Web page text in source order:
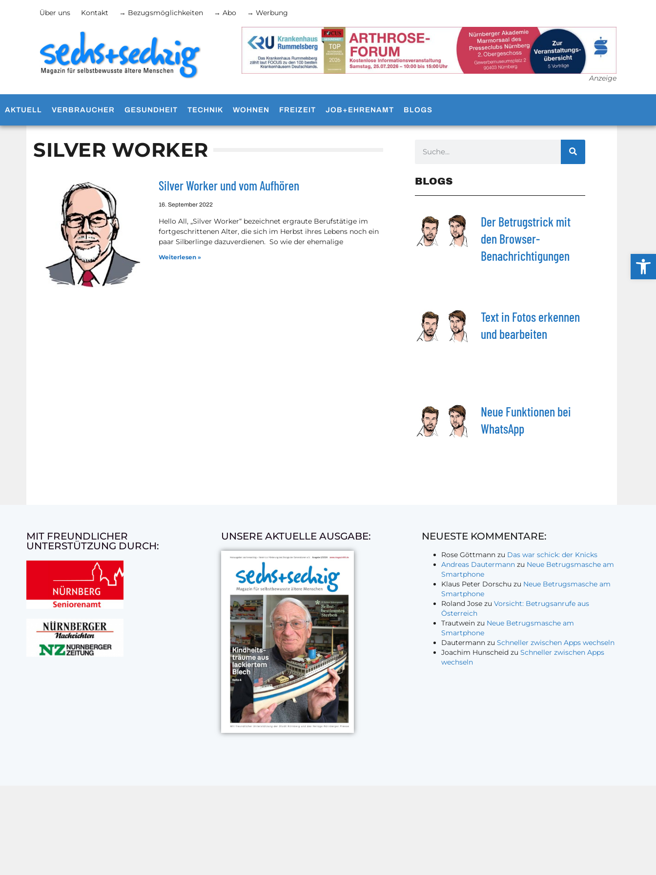
Über uns Kontakt → Bezugsmöglichkeiten → Abo → Werbung
Anzeige
AKTUELL VERBRAUCHER GESUNDHEIT TECHNIK WOHNEN FREIZEIT JOB+EHRENAMT BLOGS
SILVER WORKER
Silver Worker und vom Aufhören
16. September 2022
Hello All, „Silver Worker“ bezeichnet ergraute Berufstätige im
fortgeschrittenen Alter, die sich im Herbst ihres Lebens noch ein
paar Silberlinge dazuverdienen. So wie der ehemalige
Weiterlesen »
BLOGS
Der Betrugstrick mit
den Browser-
Benachrichtigungen
Text in Fotos erkennen
und bearbeiten
Neue Funktionen bei
WhatsApp
MIT FREUNDLICHER
UNTERSTÜTZUNG DURCH:
UNSERE AKTUELLE AUSGABE: NEUESTE KOMMENTARE:
Rose Göttmann zu Das war schick: der Knicks
Andreas Dautermann zu Neue Betrugsmasche am
Smartphone
Klaus Peter Dorschu zu Neue Betrugsmasche am
Smartphone
Roland Jose zuVorsicht: Betrugsanrufe aus
Österreich
Trautwein zu Neue Betrugsmasche am
Smartphone
Dautermann zuSchneller zwischen Apps wechseln
Joachim Hunscheid zuSchneller zwischen Apps
wechseln